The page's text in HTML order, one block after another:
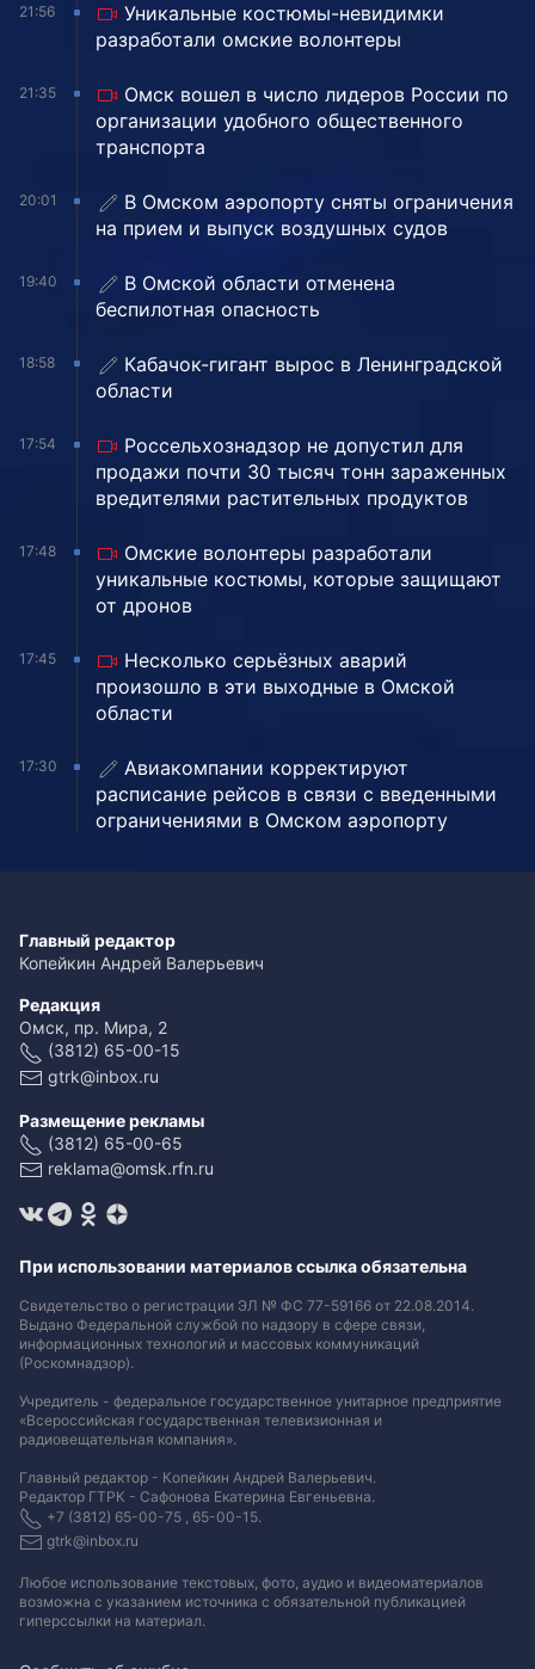
21:56
Уникальные костюмы-невидимки
разработали омские волонтеры
21:35
Омск вошел в число лидеров России по
организации удобного общественного
транспорта
20:01
В Омском аэропорту сняты ограничения
на прием и выпуск воздушных судов
19:40
В Омской области отменена
беспилотная опасность
18:58
Кабачок-гигант вырос в Ленинградской
области
17:54
Россельхознадзор не допустил для
продажи почти 30 тысяч тонн зараженных
вредителями растительных продуктов
17:48
Омские волонтеры разработали
уникальные костюмы, которые защищают
от дронов
17:45
Несколько серьёзных аварий
произошло в эти выходные в Омской
области
17:30
Авиакомпании корректируют
расписание рейсов в связи с введенными
ограничениями в Омском аэропорту
Главный редактор
Копейкин Андрей Валерьевич
Редакция
Омск, пр. Мира, 2
(3812) 65-00-15
gtrk@inbox.ru
Размещение рекламы
(3812) 65-00-65
reklama@omsk.rfn.ru
При использовании материалов ссылка обязательна
Свидетельство о регистрации ЭЛ № ФС 77-59166 от 22.08.2014.
Выдано Федеральной службой по надзору в сфере связи,
информационных технологий и массовых коммуникаций
(Роскомнадзор).
Учредитель - федеральное государственное унитарное предприятие
«Всероссийская государственная телевизионная и
радиовещательная компания».
Главный редактор - Копейкин Андрей Валерьевич.
Редактор ГТРК - Сафонова Екатерина Евгеньевна.
+7 (3812) 65-00-75 , 65-00-15.
gtrk@inbox.ru
Любое использование текстовых, фото, аудио и видеоматериалов
возможна с указанием источника с обязательной публикацией
гиперссылки на материал.